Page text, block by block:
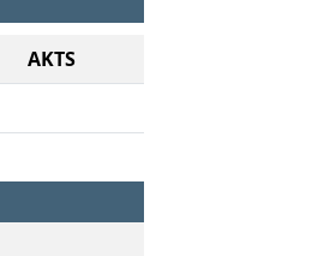
AKTS